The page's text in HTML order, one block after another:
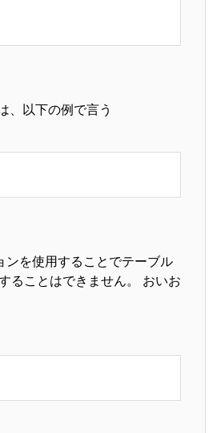
、以下の例で言う
ンを使用することでテーブル
ることはできません。 おいお